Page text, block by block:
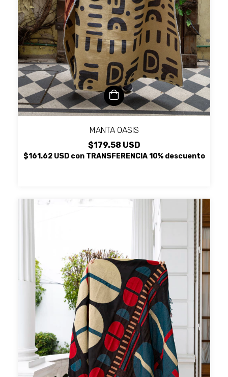
MANTA OASIS
$179.58 USD
$161.62 USD con TRANSFERENCIA 10% descuento